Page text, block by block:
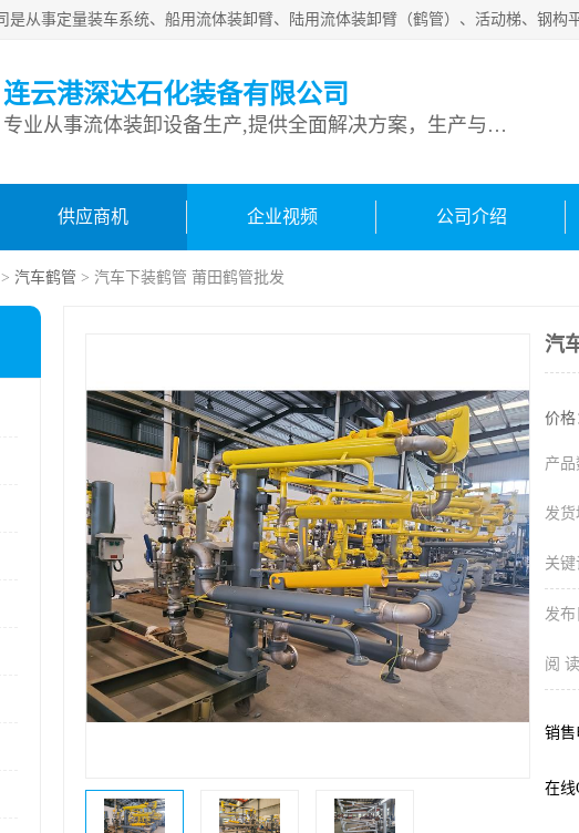
连云港深达石化装备有限公司
专业从事流体装卸设备生产,提供全面解决方案，生产与定制服务
供应商机 企业视频 公司介绍
> 汽车鹤管 > 汽车下装鹤管 莆田鹤管批发
汽
价格
产品
发货
关键
发布
阅
销售
在线